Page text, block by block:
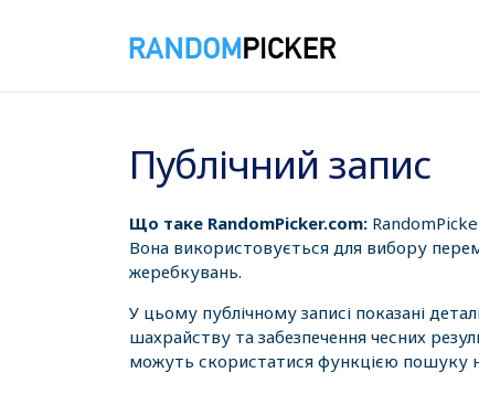
Публічний запис
Що таке RandomPicker.com:
Вона використовується для вибору
жеребкувань.
У цьому публічному записі показані
шахрайству та забезпечення чесних
можуть скористатися функцією пошуку